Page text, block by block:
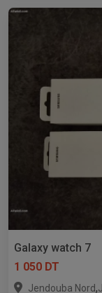
Galaxy watch 7
1 050 DT
Jendouba Nord,